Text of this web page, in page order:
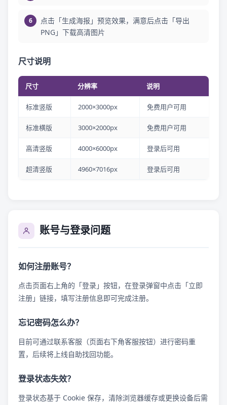
点击「生成海报」预览效果，满意后点击「导出
PNG」下载高清图片
尺寸说明
尺寸 分辨率 说明
标准竖版 2000×3000px 免费用户可用
标准横版 3000×2000px 免费用户可用
高清竖版 4000×6000px 登录后可用
超清竖版 4960×7016px 登录后可用
账号与登录问题
如何注册账号？
点击页面右上角的「登录」按钮，在登录弹窗中点击「立即
注册」链接，填写注册信息即可完成注册。
忘记密码怎么办？
目前可通过联系客服（页面右下角客服按钮）进行密码重
置，后续将上线自助找回功能。
登录状态失效？
登录状态基于 Cookie 保存，清除浏览器缓存或更换设备后需